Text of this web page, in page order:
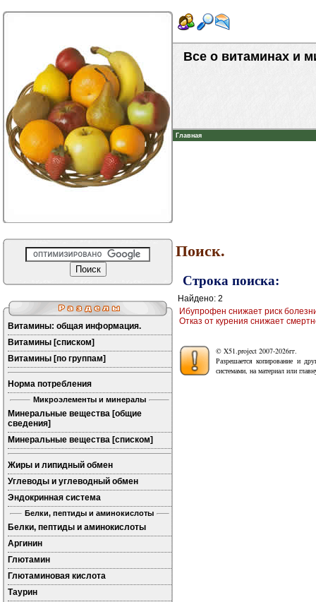
Все о витаминах и
Главная
Витамины: общая информация.
Витамины [списком]
Витамины [по группам]
Норма потребления
Микроэлементы и минералы
Минеральные вещества [общие
сведения]
Минеральные вещества [списком]
Жиры и липидный обмен
Углеводы и углеводный обмен
Эндокринная система
Белки, пептиды и аминокислоты
Белки, пептиды и аминокислоты
Аргинин
Глютамин
Глютаминовая кислота
Таурин
Поиск.
Строка поиска:
Найдено: 2
Ибупрофен снижает риск
Отказ от курения снижает
© X51.project 2007-2026гг.
Разрешается копирование и
системами, на материал или